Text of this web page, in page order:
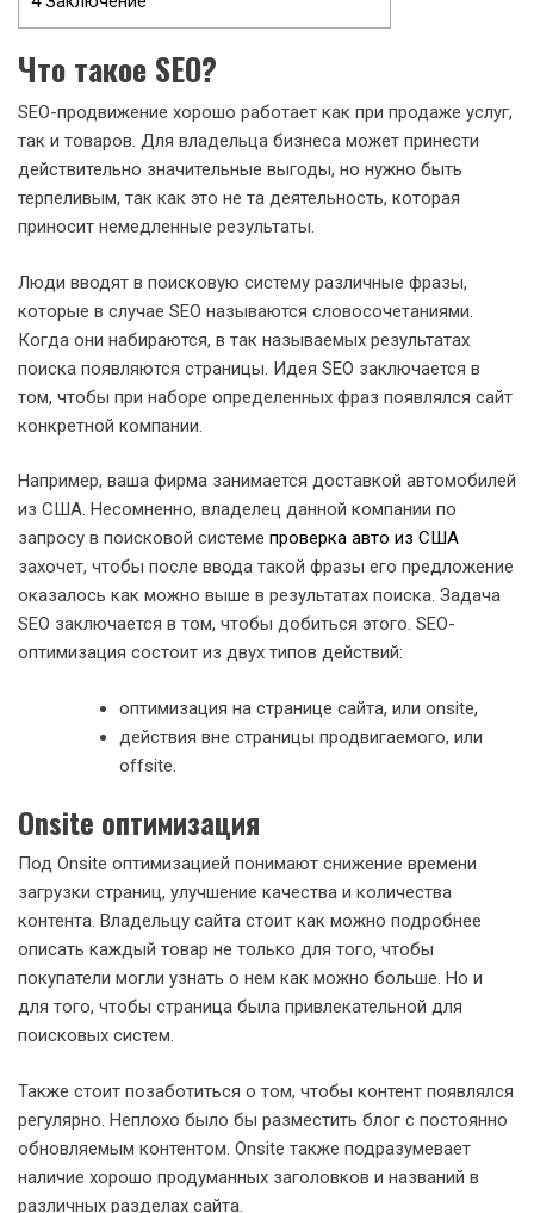
Что такое SEO?
SEO-продвижение хорошо работает как при продаже услуг,
так и товаров. Для владельца бизнеса может принести
действительно значительные выгоды, но нужно быть
терпеливым, так как это не та деятельность, которая
приносит немедленные результаты.
Люди вводят в поисковую систему различные фразы,
которые в случае SEO называются словосочетаниями.
Когда они набираются, в так называемых результатах
поиска появляются страницы. Идея SEO заключается в
том, чтобы при наборе определенных фраз появлялся сайт
конкретной компании.
Например, ваша фирма занимается доставкой автомобилей
из США. Несомненно, владелец данной компании по
запросу в поисковой системе проверка авто из США
захочет, чтобы после ввода такой фразы его предложение
оказалось как можно выше в результатах поиска. Задача
SEO заключается в том, чтобы добиться этого. SEO-
оптимизация состоит из двух типов действий:
оптимизация на странице сайта, или onsite,
действия вне страницы продвигаемого, или
offsite.
Onsite оптимизация
Под Onsite оптимизацией понимают снижение времени
загрузки страниц, улучшение качества и количества
контента. Владельцу сайта стоит как можно подробнее
описать каждый товар не только для того, чтобы
покупатели могли узнать о нем как можно больше. Но и
для того, чтобы страница была привлекательной для
поисковых систем.
Также стоит позаботиться о том, чтобы контент появлялся
регулярно. Неплохо было бы разместить блог с постоянно
обновляемым контентом. Onsite также подразумевает
наличие хорошо продуманных заголовков и названий в
различных разделах сайта.